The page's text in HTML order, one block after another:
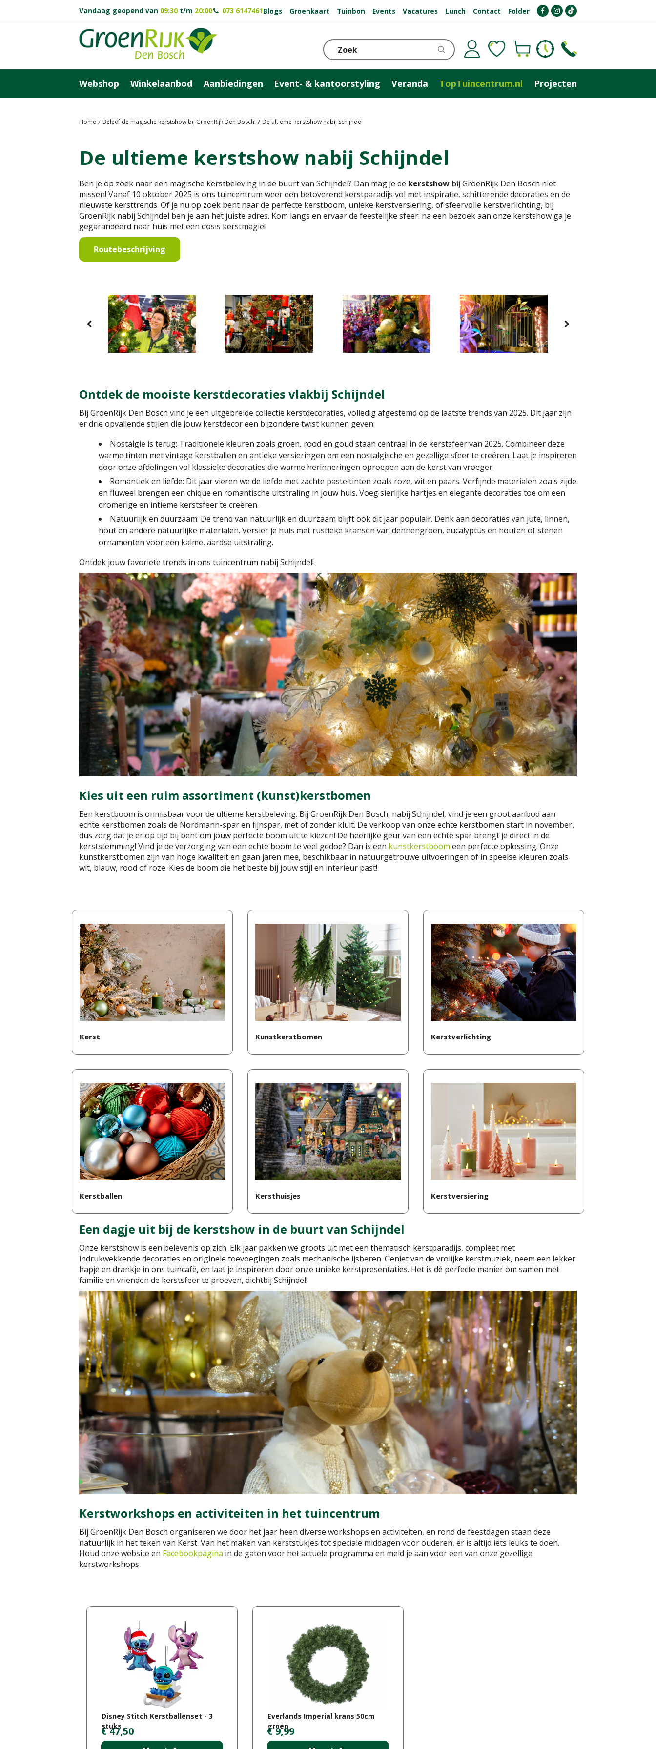
Home Beleef de magische kerstshow bij GroenRijk Den Bosch! De ultieme kerstshow nabij Schijndel
Vandaag geopend van 09:30 t/m 20:00 073 6147461Blogs Groenkaart Tuinbon Events Vacatures Lunch Contact Folder
Webshop Winkelaanbod Aanbiedingen Event- & kantoorstyling Veranda TopTuincentrum.nl Projecten
De ultieme kerstshow nabij Schijndel
Ben je op zoek naar een magische kerstbeleving in de buurt van Schijndel? Dan mag je de kerstshow bij GroenRijk Den Bosch niet
missen! Vanaf 10 oktober 2025 is ons tuincentrum weer een betoverend kerstparadijs vol met inspiratie, schitterende decoraties en de
nieuwste kersttrends. Of je nu op zoek bent naar de perfecte kerstboom, unieke kerstversiering, of sfeervolle kerstverlichting, bij
GroenRijk nabij Schijndel ben je aan het juiste adres. Kom langs en ervaar de feestelijke sfeer: na een bezoek aan onze kerstshow ga je
gegarandeerd naar huis met een dosis kerstmagie!
Routebeschrijving
Ontdek de mooiste kerstdecoraties vlakbij Schijndel
Bij GroenRijk Den Bosch vind je een uitgebreide collectie kerstdecoraties, volledig afgestemd op de laatste trends van 2025. Dit jaar zijn
er drie opvallende stijlen die jouw kerstdecor een bijzondere twist kunnen geven:
Nostalgie is terug: Traditionele kleuren zoals groen, rood en goud staan centraal in de kerstsfeer van 2025. Combineer deze
warme tinten met vintage kerstballen en antieke versieringen om een nostalgische en gezellige sfeer te creëren. Laat je inspireren
door onze afdelingen vol klassieke decoraties die warme herinneringen oproepen aan de kerst van vroeger.
Romantiek en liefde: Dit jaar vieren we de liefde met zachte pasteltinten zoals roze, wit en paars. Verfijnde materialen zoals zijde
en fluweel brengen een chique en romantische uitstraling in jouw huis. Voeg sierlijke hartjes en elegante decoraties toe om een
dromerige en intieme kerstsfeer te creëren.
Natuurlijk en duurzaam: De trend van natuurlijk en duurzaam blijft ook dit jaar populair. Denk aan decoraties van jute, linnen,
hout en andere natuurlijke materialen. Versier je huis met rustieke kransen van dennengroen, eucalyptus en houten of stenen
ornamenten voor een kalme, aardse uitstraling.
Ontdek jouw favoriete trends in ons tuincentrum nabij Schijndel!
Kies uit een ruim assortiment (kunst)kerstbomen
Een kerstboom is onmisbaar voor de ultieme kerstbeleving. Bij GroenRijk Den Bosch, nabij Schijndel, vind je een groot aanbod aan
echte kerstbomen zoals de Nordmann-spar en fijnspar, met of zonder kluit. De verkoop van onze echte kerstbomen start in november,
dus zorg dat je er op tijd bij bent om jouw perfecte boom uit te kiezen! De heerlijke geur van een echte spar brengt je direct in de
kerststemming! Vind je de verzorging van een echte boom te veel gedoe? Dan is een kunstkerstboom een perfecte oplossing. Onze
kunstkerstbomen zijn van hoge kwaliteit en gaan jaren mee, beschikbaar in natuurgetrouwe uitvoeringen of in speelse kleuren zoals
wit, blauw, rood of roze. Kies de boom die het beste bij jouw stijl en interieur past!
Kerst Kunstkerstbomen Kerstverlichting
Kerstballen Kersthuisjes Kerstversiering
Een dagje uit bij de kerstshow in de buurt van Schijndel
Onze kerstshow is een belevenis op zich. Elk jaar pakken we groots uit met een thematisch kerstparadijs, compleet met
indrukwekkende decoraties en originele toevoegingen zoals mechanische ijsberen. Geniet van de vrolijke kerstmuziek, neem een lekker
hapje en drankje in ons tuincafé, en laat je inspireren door onze unieke kerstpresentaties. Het is dé perfecte manier om samen met
familie en vrienden de kerstsfeer te proeven, dichtbij Schijndel!
Kerstworkshops en activiteiten in het tuincentrum
Bij GroenRijk Den Bosch organiseren we door het jaar heen diverse workshops en activiteiten, en rond de feestdagen staan deze
natuurlijk in het teken van Kerst. Van het maken van kerststukjes tot speciale middagen voor ouderen, er is altijd iets leuks te doen.
Houd onze website en Facebookpagina in de gaten voor het actuele programma en meld je aan voor een van onze gezellige
kerstworkshops.
Disney Stitch Kerstballenset - 3
stuks
€47,50
Everlands Imperial krans 50cm
groen
€ 9,99